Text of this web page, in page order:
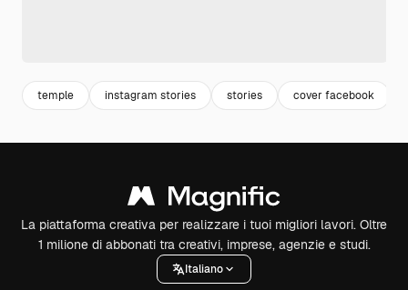
temple instagram stories stories cover facebook
La piattaforma creativa per realizzare i tuoi migliori lavori. Oltre
1 milione di abbonati tra creativi, imprese, agenzie e studi.
Italiano